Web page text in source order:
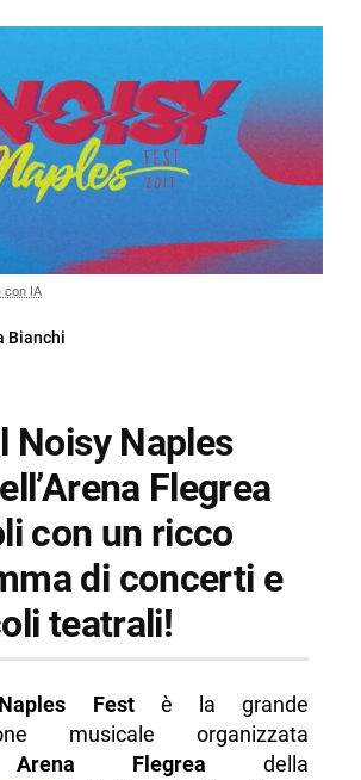
con IA
Bianchi
Noisy Naples
Flegrea
con un ricco
di concerti e
teatrali!
Festè la grande
musicale organizzata
Arena Flegrea della